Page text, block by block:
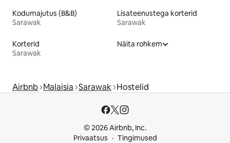
Kodumajutus (B&B)
Sarawak
Lisateenustega korterid
Sarawak
Korterid
Sarawak
Näita rohkem
Airbnb Malaisia Sarawak Hostelid
© 2026 Airbnb, Inc.
Privaatsus
Tingimused